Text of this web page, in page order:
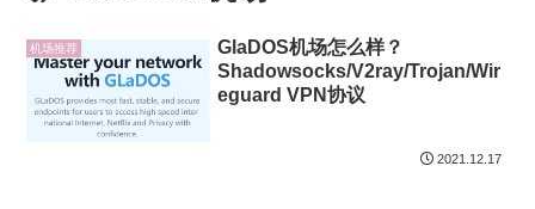
机场推荐
GlaDOS机场怎么样？
Shadowsocks/V2ray/Trojan/Wir
eguard VPN协议
2021.12.17